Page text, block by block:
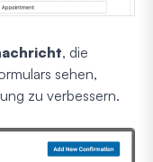
, die
sehen,
zu verbessern.